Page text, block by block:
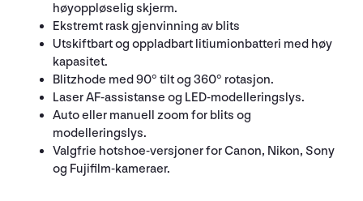
høyoppløselig skjerm.
Ekstremt rask gjenvinning av blits
Utskiftbart og oppladbart litiumionbatteri med høy
kapasitet.
Blitzhode med 90° tilt og 360° rotasjon.
Laser AF-assistanse og LED-modelleringslys.
Auto eller manuell zoom for blits og
modelleringslys.
Valgfrie hotshoe-versjoner for Canon, Nikon, Sony
og Fujifilm-kameraer.